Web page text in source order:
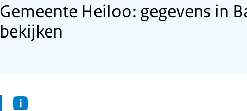
Gemeente Heiloo: gegevens in
bekijken